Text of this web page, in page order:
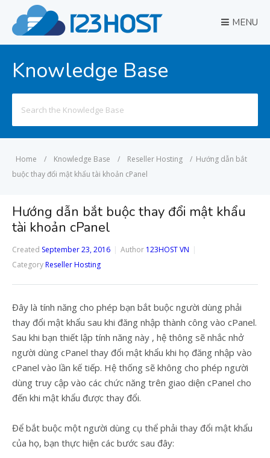
MENU
Knowledge Base
for:
Home / Knowledge Base / Reseller Hosting / Hướng dẫn bắt
buộc thay đổi mật khẩu tài khoản cPanel
Hướng dẫn bắt buộc thay đổi mật khẩu
tài khoản cPanel
Created September 23, 2016 Author 123HOST VN
CategoryReseller Hosting
Đây là tính năng cho phép bạn bắt buộc người dùng phải
thay đổi mật khẩu sau khi đăng nhập thành công vào cPanel.
Sau khi bạn thiết lập tính năng này , hệ thông sẽ nhắc nhở
người dùng cPanel thay đổi mật khẩu khi họ đăng nhập vào
cPanel vào lần kế tiếp. Hệ thống sẽ không cho phép người
dùng truy cập vào các chức năng trên giao diện cPanel cho
đến khi mật khẩu được thay đổi.
Để bắt buộc một người dùng cụ thể phải thay đổi mật khẩu
của họ, bạn thực hiện các bước sau đây: